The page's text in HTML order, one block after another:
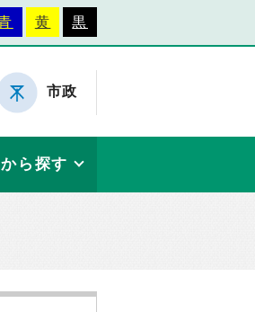
黄 黒
市政
ら探す